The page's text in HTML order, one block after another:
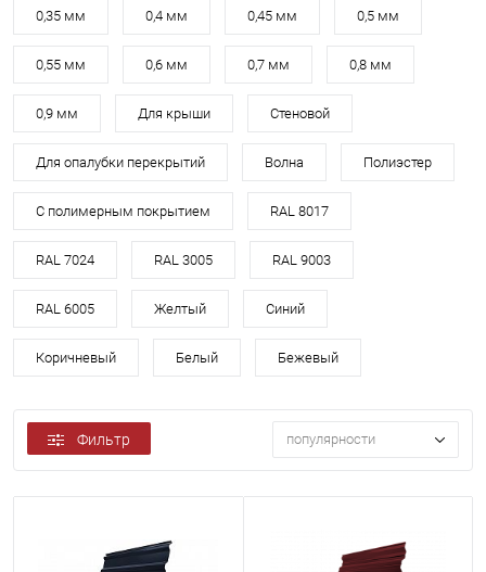
0,35 мм 0,4 мм 0,45 мм 0,5 мм
0,55 мм 0,6 мм 0,7 мм 0,8 мм
0,9 мм Для крыши Стеновой
Для опалубки перекрытий Волна Полиэстер
С полимерным покрытием RAL 8017
RAL 7024 RAL 3005 RAL 9003
RAL 6005 Желтый Синий
Коричневый Белый Бежевый
Фильтр популярности